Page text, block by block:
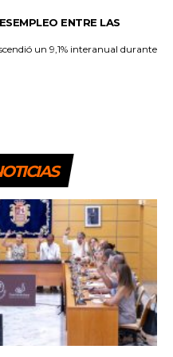
ENTRE LAS
un 9,1% interanual durante